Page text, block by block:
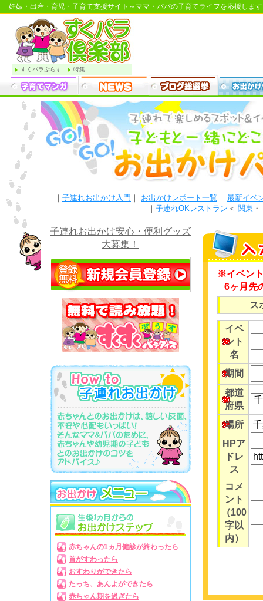
妊娠・出産・育児・子育て支援サイト～ママ・パパの子育てライフを応援しま
すくパラぷらす 特集
｜ 子連れお出かけ入門 ｜ お出かけレポート一覧 ｜ 最新イベ
｜ 子連れOKレストラン ＜ 関東 ・
子連れお出かけ安心・便利グッズ
大募集！
赤ちゃんの1ヵ月健診が終わったら
首がすわったら
おすわりができたら
たっち、あんよができたら
赤ちゃん期を過ぎたら
※イベン
6ヶ月先
ス
イベ
ント
名
期間
都道
府県
場所
HPア
ドレ
ス
コメ
ント
（100
字以
内）